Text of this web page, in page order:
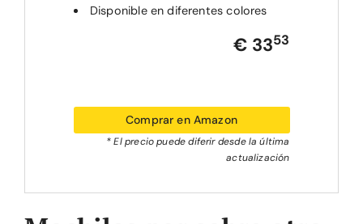
Disponible en diferentes colores
€ 3353
Comprar en Amazon
* El precio puede diferir desde la última
actualización